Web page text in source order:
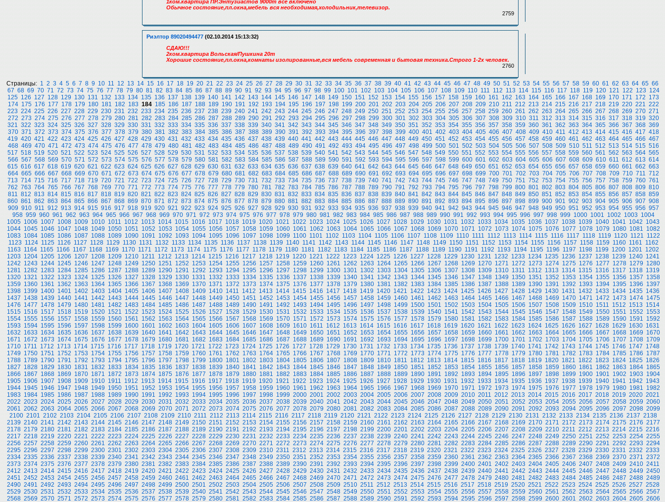
1ком.квартира ПР.Энтузиастов 9000т все включено
Обычное состояние,пл.окна,мебель вся необходимая,холодильник,телевизор.
2759
Риэлтор 89020494477 (02.10.2014 15:13:32)
СДАЮ!!!
2ком.квартира Вольская/Пушкина 20т
Хорошие состояние,пл.окна,комнаты изолированные,вся мебель современная и бытовая техника.Строго 1-2х человек.
2760
Страницы: 1 2 3 4 5 6 7 8 9 10 11 12 13 14 15 16 17 18 19 20 21 22 23 24 25 26 27 28 29 30 31 32 33 34 35 36 37 38 39 40 41 42 43 44 45 46 47 48 49 50 51 52 53 54 55 56 57 58 59 60 61 62 63 64 65 66
67 68 69 70 71 72 73 74 75 76 77 78 79 80 81 82 83 84 85 86 87 88 89 90 91 92 93 94 95 96 97 98 99 100 101 102 103 104 105 106 107 108 109 110 111 112 113 114 115 116 117 118 119 120 121 122 123 124
125 126 127 128 129 130 131 132 133 134 135 136 137 138 139 140 141 142 143 144 145 146 147 148 149 150 151 152 153 154 155 156 157 158 159 160 161 162 163 164 165 166 167 168 169 170 171 172 173
174 175 176 177 178 179 180 181 182 183 184 185 186 187 188 189 190 191 192 193 194 195 196 197 198 199 200 201 202 203 204 205 206 207 208 209 210 211 212 213 214 215 216 217 218 219 220 221 222
223 224 225 226 227 228 229 230 231 232 233 234 235 236 237 238 239 240 241 242 243 244 245 246 247 248 249 250 251 252 253 254 255 256 257 258 259 260 261 262 263 264 265 266 267 268 269 270 271
272 273 274 275 276 277 278 279 280 281 282 283 284 285 286 287 288 289 290 291 292 293 294 295 296 297 298 299 300 301 302 303 304 305 306 307 308 309 310 311 312 313 314 315 316 317 318 319 320
321 322 323 324 325 326 327 328 329 330 331 332 333 334 335 336 337 338 339 340 341 342 343 344 345 346 347 348 349 350 351 352 353 354 355 356 357 358 359 360 361 362 363 364 365 366 367 368 369
370 371 372 373 374 375 376 377 378 379 380 381 382 383 384 385 386 387 388 389 390 391 392 393 394 395 396 397 398 399 400 401 402 403 404 405 406 407 408 409 410 411 412 413 414 415 416 417 418
419 420 421 422 423 424 425 426 427 428 429 430 431 432 433 434 435 436 437 438 439 440 441 442 443 444 445 446 447 448 449 450 451 452 453 454 455 456 457 458 459 460 461 462 463 464 465 466 467
468 469 470 471 472 473 474 475 476 477 478 479 480 481 482 483 484 485 486 487 488 489 490 491 492 493 494 495 496 497 498 499 500 501 502 503 504 505 506 507 508 509 510 511 512 513 514 515 516
517 518 519 520 521 522 523 524 525 526 527 528 529 530 531 532 533 534 535 536 537 538 539 540 541 542 543 544 545 546 547 548 549 550 551 552 553 554 555 556 557 558 559 560 561 562 563 564 565
566 567 568 569 570 571 572 573 574 575 576 577 578 579 580 581 582 583 584 585 586 587 588 589 590 591 592 593 594 595 596 597 598 599 600 601 602 603 604 605 606 607 608 609 610 611 612 613 614
615 616 617 618 619 620 621 622 623 624 625 626 627 628 629 630 631 632 633 634 635 636 637 638 639 640 641 642 643 644 645 646 647 648 649 650 651 652 653 654 655 656 657 658 659 660 661 662 663
664 665 666 667 668 669 670 671 672 673 674 675 676 677 678 679 680 681 682 683 684 685 686 687 688 689 690 691 692 693 694 695 696 697 698 699 700 701 702 703 704 705 706 707 708 709 710 711 712
713 714 715 716 717 718 719 720 721 722 723 724 725 726 727 728 729 730 731 732 733 734 735 736 737 738 739 740 741 742 743 744 745 746 747 748 749 750 751 752 753 754 755 756 757 758 759 760 761
762 763 764 765 766 767 768 769 770 771 772 773 774 775 776 777 778 779 780 781 782 783 784 785 786 787 788 789 790 791 792 793 794 795 796 797 798 799 800 801 802 803 804 805 806 807 808 809 810
811 812 813 814 815 816 817 818 819 820 821 822 823 824 825 826 827 828 829 830 831 832 833 834 835 836 837 838 839 840 841 842 843 844 845 846 847 848 849 850 851 852 853 854 855 856 857 858 859
860 861 862 863 864 865 866 867 868 869 870 871 872 873 874 875 876 877 878 879 880 881 882 883 884 885 886 887 888 889 890 891 892 893 894 895 896 897 898 899 900 901 902 903 904 905 906 907 908
909 910 911 912 913 914 915 916 917 918 919 920 921 922 923 924 925 926 927 928 929 930 931 932 933 934 935 936 937 938 939 940 941 942 943 944 945 946 947 948 949 950 951 952 953 954 955 956 957
958 959 960 961 962 963 964 965 966 967 968 969 970 971 972 973 974 975 976 977 978 979 980 981 982 983 984 985 986 987 988 989 990 991 992 993 994 995 996 997 998 999 1000 1001 1002 1003 1004
1005 1006 1007 1008 1009 1010 1011 1012 1013 1014 1015 1016 1017 1018 1019 1020 1021 1022 1023 1024 1025 1026 1027 1028 1029 1030 1031 1032 1033 1034 1035 1036 1037 1038 1039 1040 1041 1042 1043
1044 1045 1046 1047 1048 1049 1050 1051 1052 1053 1054 1055 1056 1057 1058 1059 1060 1061 1062 1063 1064 1065 1066 1067 1068 1069 1070 1071 1072 1073 1074 1075 1076 1077 1078 1079 1080 1081 1082
1083 1084 1085 1086 1087 1088 1089 1090 1091 1092 1093 1094 1095 1096 1097 1098 1099 1100 1101 1102 1103 1104 1105 1106 1107 1108 1109 1110 1111 1112 1113 1114 1115 1116 1117 1118 1119 1120 1121 1122
1123 1124 1125 1126 1127 1128 1129 1130 1131 1132 1133 1134 1135 1136 1137 1138 1139 1140 1141 1142 1143 1144 1145 1146 1147 1148 1149 1150 1151 1152 1153 1154 1155 1156 1157 1158 1159 1160 1161 1162
1163 1164 1165 1166 1167 1168 1169 1170 1171 1172 1173 1174 1175 1176 1177 1178 1179 1180 1181 1182 1183 1184 1185 1186 1187 1188 1189 1190 1191 1192 1193 1194 1195 1196 1197 1198 1199 1200 1201 1202
1203 1204 1205 1206 1207 1208 1209 1210 1211 1212 1213 1214 1215 1216 1217 1218 1219 1220 1221 1222 1223 1224 1225 1226 1227 1228 1229 1230 1231 1232 1233 1234 1235 1236 1237 1238 1239 1240 1241
1242 1243 1244 1245 1246 1247 1248 1249 1250 1251 1252 1253 1254 1255 1256 1257 1258 1259 1260 1261 1262 1263 1264 1265 1266 1267 1268 1269 1270 1271 1272 1273 1274 1275 1276 1277 1278 1279 1280
1281 1282 1283 1284 1285 1286 1287 1288 1289 1290 1291 1292 1293 1294 1295 1296 1297 1298 1299 1300 1301 1302 1303 1304 1305 1306 1307 1308 1309 1310 1311 1312 1313 1314 1315 1316 1317 1318 1319
1320 1321 1322 1323 1324 1325 1326 1327 1328 1329 1330 1331 1332 1333 1334 1335 1336 1337 1338 1339 1340 1341 1342 1343 1344 1345 1346 1347 1348 1349 1350 1351 1352 1353 1354 1355 1356 1357 1358
1359 1360 1361 1362 1363 1364 1365 1366 1367 1368 1369 1370 1371 1372 1373 1374 1375 1376 1377 1378 1379 1380 1381 1382 1383 1384 1385 1386 1387 1388 1389 1390 1391 1392 1393 1394 1395 1396 1397
1398 1399 1400 1401 1402 1403 1404 1405 1406 1407 1408 1409 1410 1411 1412 1413 1414 1415 1416 1417 1418 1419 1420 1421 1422 1423 1424 1425 1426 1427 1428 1429 1430 1431 1432 1433 1434 1435 1436
1437 1438 1439 1440 1441 1442 1443 1444 1445 1446 1447 1448 1449 1450 1451 1452 1453 1454 1455 1456 1457 1458 1459 1460 1461 1462 1463 1464 1465 1466 1467 1468 1469 1470 1471 1472 1473 1474 1475
1476 1477 1478 1479 1480 1481 1482 1483 1484 1485 1486 1487 1488 1489 1490 1491 1492 1493 1494 1495 1496 1497 1498 1499 1500 1501 1502 1503 1504 1505 1506 1507 1508 1509 1510 1511 1512 1513 1514
1515 1516 1517 1518 1519 1520 1521 1522 1523 1524 1525 1526 1527 1528 1529 1530 1531 1532 1533 1534 1535 1536 1537 1538 1539 1540 1541 1542 1543 1544 1545 1546 1547 1548 1549 1550 1551 1552 1553
1554 1555 1556 1557 1558 1559 1560 1561 1562 1563 1564 1565 1566 1567 1568 1569 1570 1571 1572 1573 1574 1575 1576 1577 1578 1579 1580 1581 1582 1583 1584 1585 1586 1587 1588 1589 1590 1591 1592
1593 1594 1595 1596 1597 1598 1599 1600 1601 1602 1603 1604 1605 1606 1607 1608 1609 1610 1611 1612 1613 1614 1615 1616 1617 1618 1619 1620 1621 1622 1623 1624 1625 1626 1627 1628 1629 1630 1631
1632 1633 1634 1635 1636 1637 1638 1639 1640 1641 1642 1643 1644 1645 1646 1647 1648 1649 1650 1651 1652 1653 1654 1655 1656 1657 1658 1659 1660 1661 1662 1663 1664 1665 1666 1667 1668 1669 1670
1671 1672 1673 1674 1675 1676 1677 1678 1679 1680 1681 1682 1683 1684 1685 1686 1687 1688 1689 1690 1691 1692 1693 1694 1695 1696 1697 1698 1699 1700 1701 1702 1703 1704 1705 1706 1707 1708 1709
1710 1711 1712 1713 1714 1715 1716 1717 1718 1719 1720 1721 1722 1723 1724 1725 1726 1727 1728 1729 1730 1731 1732 1733 1734 1735 1736 1737 1738 1739 1740 1741 1742 1743 1744 1745 1746 1747 1748
1749 1750 1751 1752 1753 1754 1755 1756 1757 1758 1759 1760 1761 1762 1763 1764 1765 1766 1767 1768 1769 1770 1771 1772 1773 1774 1775 1776 1777 1778 1779 1780 1781 1782 1783 1784 1785 1786 1787
1788 1789 1790 1791 1792 1793 1794 1795 1796 1797 1798 1799 1800 1801 1802 1803 1804 1805 1806 1807 1808 1809 1810 1811 1812 1813 1814 1815 1816 1817 1818 1819 1820 1821 1822 1823 1824 1825 1826
1827 1828 1829 1830 1831 1832 1833 1834 1835 1836 1837 1838 1839 1840 1841 1842 1843 1844 1845 1846 1847 1848 1849 1850 1851 1852 1853 1854 1855 1856 1857 1858 1859 1860 1861 1862 1863 1864 1865
1866 1867 1868 1869 1870 1871 1872 1873 1874 1875 1876 1877 1878 1879 1880 1881 1882 1883 1884 1885 1886 1887 1888 1889 1890 1891 1892 1893 1894 1895 1896 1897 1898 1899 1900 1901 1902 1903 1904
1905 1906 1907 1908 1909 1910 1911 1912 1913 1914 1915 1916 1917 1918 1919 1920 1921 1922 1923 1924 1925 1926 1927 1928 1929 1930 1931 1932 1933 1934 1935 1936 1937 1938 1939 1940 1941 1942 1943
1944 1945 1946 1947 1948 1949 1950 1951 1952 1953 1954 1955 1956 1957 1958 1959 1960 1961 1962 1963 1964 1965 1966 1967 1968 1969 1970 1971 1972 1973 1974 1975 1976 1977 1978 1979 1980 1981 1982
1983 1984 1985 1986 1987 1988 1989 1990 1991 1992 1993 1994 1995 1996 1997 1998 1999 2000 2001 2002 2003 2004 2005 2006 2007 2008 2009 2010 2011 2012 2013 2014 2015 2016 2017 2018 2019 2020 2021
2022 2023 2024 2025 2026 2027 2028 2029 2030 2031 2032 2033 2034 2035 2036 2037 2038 2039 2040 2041 2042 2043 2044 2045 2046 2047 2048 2049 2050 2051 2052 2053 2054 2055 2056 2057 2058 2059 2060
2061 2062 2063 2064 2065 2066 2067 2068 2069 2070 2071 2072 2073 2074 2075 2076 2077 2078 2079 2080 2081 2082 2083 2084 2085 2086 2087 2088 2089 2090 2091 2092 2093 2094 2095 2096 2097 2098 2099
2100 2101 2102 2103 2104 2105 2106 2107 2108 2109 2110 2111 2112 2113 2114 2115 2116 2117 2118 2119 2120 2121 2122 2123 2124 2125 2126 2127 2128 2129 2130 2131 2132 2133 2134 2135 2136 2137 2138
2139 2140 2141 2142 2143 2144 2145 2146 2147 2148 2149 2150 2151 2152 2153 2154 2155 2156 2157 2158 2159 2160 2161 2162 2163 2164 2165 2166 2167 2168 2169 2170 2171 2172 2173 2174 2175 2176 2177
2178 2179 2180 2181 2182 2183 2184 2185 2186 2187 2188 2189 2190 2191 2192 2193 2194 2195 2196 2197 2198 2199 2200 2201 2202 2203 2204 2205 2206 2207 2208 2209 2210 2211 2212 2213 2214 2215 2216
2217 2218 2219 2220 2221 2222 2223 2224 2225 2226 2227 2228 2229 2230 2231 2232 2233 2234 2235 2236 2237 2238 2239 2240 2241 2242 2243 2244 2245 2246 2247 2248 2249 2250 2251 2252 2253 2254 2255
2256 2257 2258 2259 2260 2261 2262 2263 2264 2265 2266 2267 2268 2269 2270 2271 2272 2273 2274 2275 2276 2277 2278 2279 2280 2281 2282 2283 2284 2285 2286 2287 2288 2289 2290 2291 2292 2293 2294
2295 2296 2297 2298 2299 2300 2301 2302 2303 2304 2305 2306 2307 2308 2309 2310 2311 2312 2313 2314 2315 2316 2317 2318 2319 2320 2321 2322 2323 2324 2325 2326 2327 2328 2329 2330 2331 2332 2333
2334 2335 2336 2337 2338 2339 2340 2341 2342 2343 2344 2345 2346 2347 2348 2349 2350 2351 2352 2353 2354 2355 2356 2357 2358 2359 2360 2361 2362 2363 2364 2365 2366 2367 2368 2369 2370 2371 2372
2373 2374 2375 2376 2377 2378 2379 2380 2381 2382 2383 2384 2385 2386 2387 2388 2389 2390 2391 2392 2393 2394 2395 2396 2397 2398 2399 2400 2401 2402 2403 2404 2405 2406 2407 2408 2409 2410 2411
2412 2413 2414 2415 2416 2417 2418 2419 2420 2421 2422 2423 2424 2425 2426 2427 2428 2429 2430 2431 2432 2433 2434 2435 2436 2437 2438 2439 2440 2441 2442 2443 2444 2445 2446 2447 2448 2449 2450
2451 2452 2453 2454 2455 2456 2457 2458 2459 2460 2461 2462 2463 2464 2465 2466 2467 2468 2469 2470 2471 2472 2473 2474 2475 2476 2477 2478 2479 2480 2481 2482 2483 2484 2485 2486 2487 2488 2489
2490 2491 2492 2493 2494 2495 2496 2497 2498 2499 2500 2501 2502 2503 2504 2505 2506 2507 2508 2509 2510 2511 2512 2513 2514 2515 2516 2517 2518 2519 2520 2521 2522 2523 2524 2525 2526 2527 2528
2529 2530 2531 2532 2533 2534 2535 2536 2537 2538 2539 2540 2541 2542 2543 2544 2545 2546 2547 2548 2549 2550 2551 2552 2553 2554 2555 2556 2557 2558 2559 2560 2561 2562 2563 2564 2565 2566 2567
2568 2569 2570 2571 2572 2573 2574 2575 2576 2577 2578 2579 2580 2581 2582 2583 2584 2585 2586 2587 2588 2589 2590 2591 2592 2593 2594 2595 2596 2597 2598 2599 2600 2601 2602 2603 2604 2605 2606